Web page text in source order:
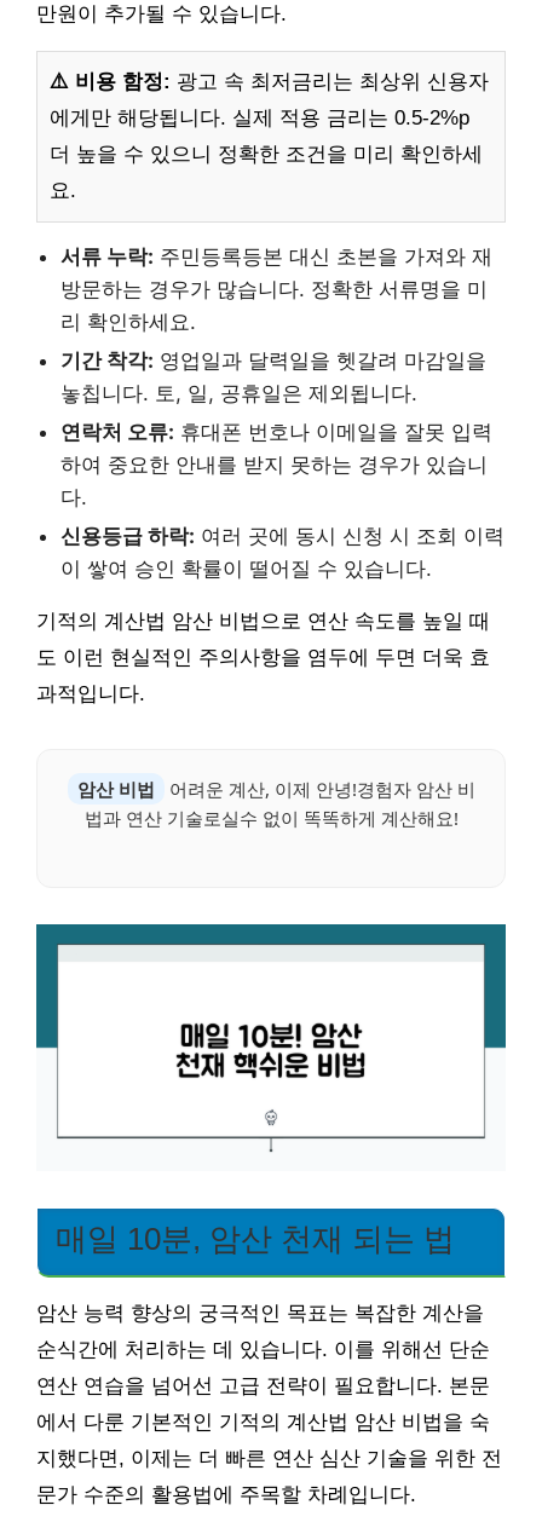
만원이 추가될 수 있습니다.
⚠️ 비용 함정: 광고 속 최저금리는 최상위 신용자
에게만 해당됩니다. 실제 적용 금리는 0.5-2%p
더 높을 수 있으니 정확한 조건을 미리 확인하세
요.
서류 누락: 주민등록등본 대신 초본을 가져와 재
방문하는 경우가 많습니다. 정확한 서류명을 미
리 확인하세요.
기간 착각: 영업일과 달력일을 헷갈려 마감일을
놓칩니다. 토, 일, 공휴일은 제외됩니다.
연락처 오류: 휴대폰 번호나 이메일을 잘못 입력
하여 중요한 안내를 받지 못하는 경우가 있습니
다.
신용등급 하락: 여러 곳에 동시 신청 시 조회 이력
이 쌓여 승인 확률이 떨어질 수 있습니다.
기적의 계산법 암산 비법으로 연산 속도를 높일 때
도 이런 현실적인 주의사항을 염두에 두면 더욱 효
과적입니다.
암산 비법
어려운 계산, 이제 안녕!경험자 암산 비
법과 연산 기술로실수 없이 똑똑하게 계산해요!
매일 10분, 암산 천재 되는 법
암산 능력 향상의 궁극적인 목표는 복잡한 계산을
순식간에 처리하는 데 있습니다. 이를 위해선 단순
연산 연습을 넘어선 고급 전략이 필요합니다. 본문
에서 다룬 기본적인 기적의 계산법 암산 비법을 숙
지했다면, 이제는 더 빠른 연산 심산 기술을 위한 전
문가 수준의 활용법에 주목할 차례입니다.